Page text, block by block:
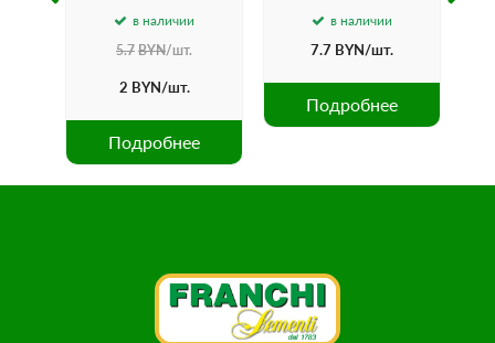
в наличии
5.7 BYN/шт.
2 BYN/шт.
Подробнее
в наличии
7.7 BYN/шт.
Подробнее